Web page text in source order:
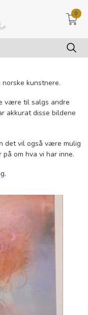
0
kunstnere.
være til salgs andre
akkurat disse bildene
det vil også være mulig
om hva vi har inne.